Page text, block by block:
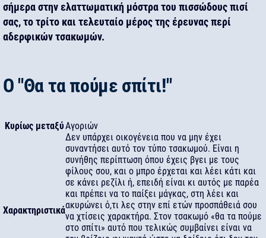
σήμερα στην ελαττωματική μόστρα του πισσώδους πισί
σας, το τρίτο και τελευταίο μέρος της έρευνας περί
αδερφικών τσακωμών.
Ο "Θα τα πούμε σπίτι!"
Κυρίως μεταξύΑγοριών
Χαρακτηριστικά
Δεν υπάρχει οικογένεια που να μην έχει
συναντήσει αυτό τον τύπο τσακωμού. Είναι η
συνήθης περίπτωση όπου έχεις βγει με τους
φίλους σου, και ο μπρο έρχεται και λέει κάτι και
σε κάνει ρεζίλι ή, επειδή είναι κι αυτός με παρέα
και πρέπει να το παίξει μάγκας, στη λέει και
ακυρώνει ό,τι λες στην επί ετών προσπάθειά σου
να χτίσεις χαρακτήρα. Στον τσακωμό «θα τα πούμε
στο σπίτι» αυτό που τελικώς συμβαίνει είναι να